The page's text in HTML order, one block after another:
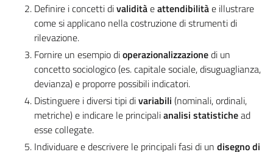
Definire i concetti divaliditàeattendibilitàe illustrare
come si applicano nella costruzione di strumenti di
rilevazione.
Fornire un esempio dioperazionalizzazionedi un
concetto sociologico (es. capitale sociale, disuguaglianza,
devianza) e proporre possibili indicatori.
Distinguere i diversi tipi divariabili (nominali, ordinali,
metriche) e indicare le principalianalisi statistichead
esse collegate.
Individuare e descrivere le principali fasi di un disegno di